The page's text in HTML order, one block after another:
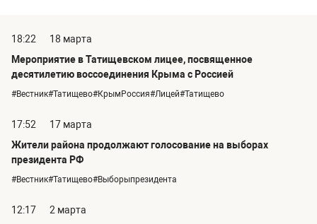
18:22
18 марта
Мероприятие в Татищевском лицее, посвященное
десятилетию воссоединения Крыма с Россией
#Вестник#Татищево#КрымРоссия#Лицей#Татищево
17:52
17 марта
Жители района продолжают голосование на выборах
президента РФ
#Вестник#Татищево#Выборыпрезидента
12:17
2 марта